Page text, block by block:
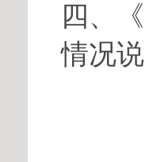
四、《
情况